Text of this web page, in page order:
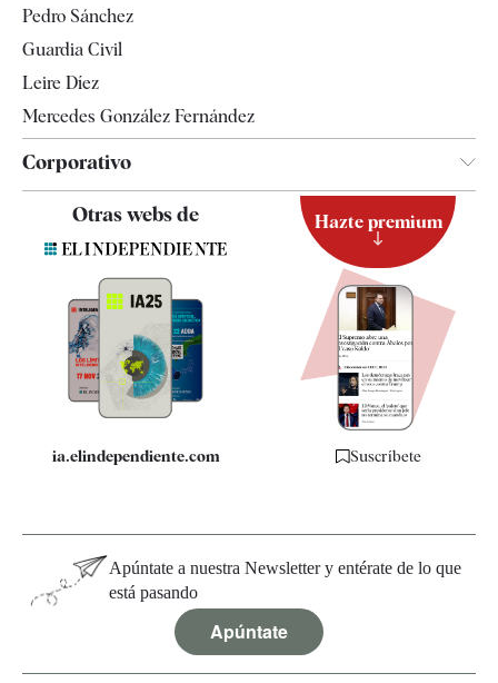
Pedro Sánchez
Guardia Civil
Leire Díez
Mercedes González Fernández
Corporativo
Contacto
Quiénes somos
Especificaciones
Otras webs de
ia.elindependiente.com
Hazte premium
Suscríbete
Apúntate a nuestra Newsletter y entérate de lo que
está pasando
Apúntate